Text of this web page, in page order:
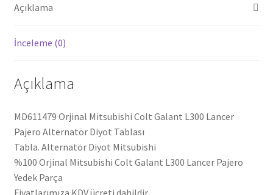
adet
Açıklama
İnceleme (0)
Açıklama
MD611479 Orjinal Mitsubishi Colt Galant L300 Lancer
Pajero Alternatör Diyot Tablası
Tabla. Alternatör Diyot Mitsubishi
%100 Orjinal Mitsubishi Colt Galant L300 Lancer Pajero
Yedek Parça